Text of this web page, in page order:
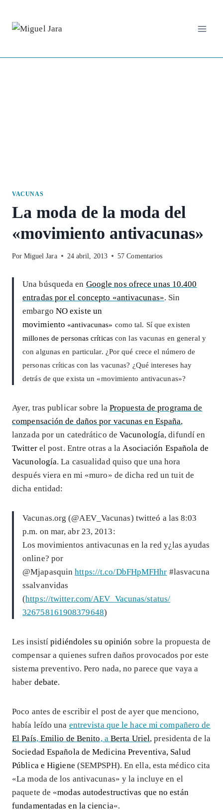
contenido
VACUNAS
La moda de la moda del
«movimiento antivacunas»
Por Miguel Jara 24 abril, 2013 57 Comentarios
Una búsqueda en Google nos ofrece unas 10.400
entradas por el concepto «antivacunas». Sin
embargo NO existe un
movimiento «antivacunas» como tal. Sí que existen
millones de personas críticascon las vacunas en general y
con algunas en particular. ¿Por qué crece el número de
personas críticas con las vacunas? ¿Qué intereses hay
detrás de que exista un «movimiento antivacunas»?
Ayer, tras publicar sobre la Propuesta de programa de
compensación de daños por vacunas en España,
lanzada por un catedrático deVacunología, difundí en
Twitterel post. Entre otras a la Asociación Española de
Vacunología. La casualidad quiso que una hora
después viera en mi «muro» de dicha red un tuit de
dicha entidad:
Vacunas.org (@AEV_Vacunas) twitteó a las 8:03
p.m. on mar, abr 23, 2013:
Los movimientos antivacunas en la red y¿las ayudas
online? por
@Mjapasquinhttps://t.co/DbFHpMFHhr #lasvacuna
ssalvanvidas
(https://twitter.com/AEV_ Vacunas/status/
326758161908379648)
Les insistípidiéndoles su opinión sobre la propuesta de
compensar a quienes sufren daños provocados por este
sistema preventivo. Pero nada, no parece que vaya a
haber debate.
Poco antes de escribir el post de ayer que menciono,
había leído una entrevista que le hace mi compañero de
El País, Emilio de Benito, a Berta Uriel, presidenta de la
Sociedad Española de Medicina Preventiva, Salud
Pública e Higiene (SEMPSPH). En ella, esta médico cita
«La moda de los antivacunas» y la incluye en el
paquete de «modas autodestructivas que no están
fundamentadas en la ciencia«.